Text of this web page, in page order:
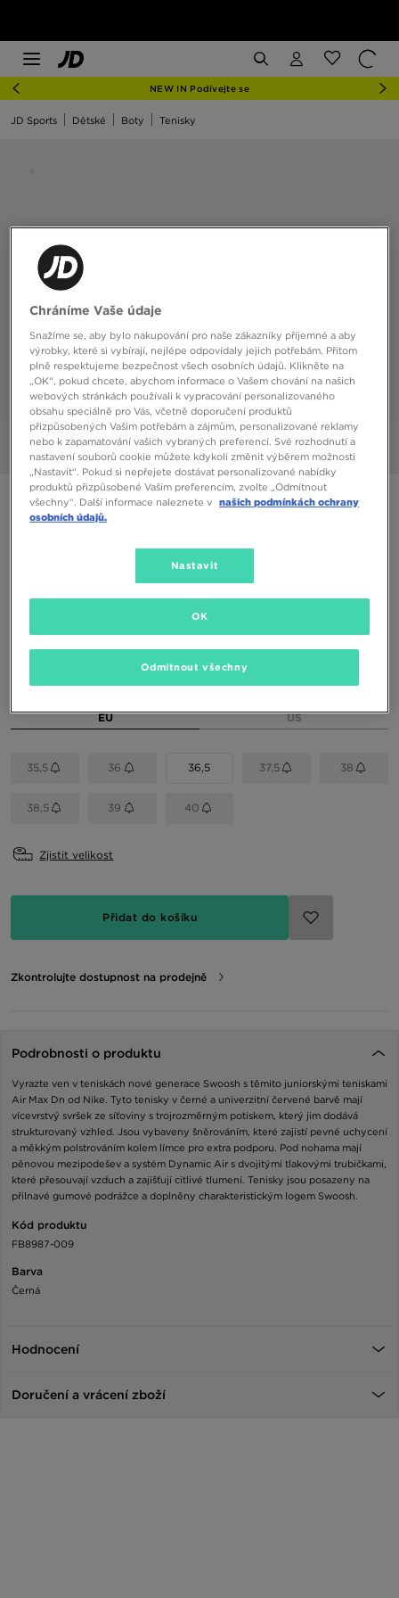
NEW IN Podívejte se
JD Sports Dětské Boty Tenisky
Obrázky 360°
NIKE AIR MAX DN BG
(Nejnižší cena za posledních 30 dní)
(Původní cena)
Vyberte velikost
EU US
35,5 36 36,5 37,5 38
38,5 39 40
Zjistit velikost
Přidat do košíku
Zkontrolujte dostupnost na prodejně
Podrobnosti o produktu
Vyrazte ven v teniskách nové generace Swoosh s těmito juniorskými teniskami
Air Max Dn od Nike. Tyto tenisky v černé a univerzitní červené barvě mají
vícevrstvý svršek ze síťoviny s trojrozměrným potiskem, který jim dodává
strukturovaný vzhled. Jsou vybaveny šněrováním, které zajistí pevné uchycení
a měkkým polstrováním kolem límce pro extra podporu. Pod nohama mají
pěnovou mezipodešev a systém Dynamic Air s dvojitými tlakovými trubičkami,
které přesouvají vzduch a zajišťují citlivé tlumení. Tenisky jsou posazeny na
přilnavé gumové podrážce a doplněny charakteristickým logem Swoosh.
Kód produktu
FB8987-009
Barva
Černá
Hodnocení
Doručení a vrácení zboží
Chráníme Vaše údaje
Snažíme se, aby bylo nakupování pro naše zákazníky příjemné a aby
výrobky, které si vybírají, nejlépe odpovídaly jejich potřebám. Přitom
plně respektujeme bezpečnost všech osobních údajů. Klikněte na
„OK“, pokud chcete, abychom informace o Vašem chování na našich
webových stránkách používali k vypracování personalizovaného
obsahu speciálně pro Vás, včetně doporučení produktů
přizpůsobených Vašim potřebám a zájmům, personalizované reklamy
nebo k zapamatování vašich vybraných preferencí. Své rozhodnutí a
nastavení souborů cookie můžete kdykoli změnit výběrem možnosti
„Nastavit“. Pokud si nepřejete dostávat personalizované nabídky
produktů přizpůsobené Vašim preferencím, zvolte „Odmítnout
všechny“. Další informace naleznete v našich podmínkách ochrany
osobních údajů.
Nastavit
Odmítnout všechny
OK